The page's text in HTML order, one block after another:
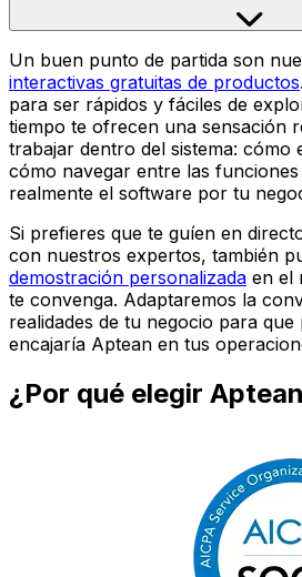
Un buen punto de partida son
interactivas gratuitas de productos
para ser rápidos y fáciles de
tiempo te ofrecen una sensación
trabajar dentro del sistema: cómo
cómo navegar entre las
realmente el software por tu
Si prefieres que te guíen en
con nuestros expertos, también
demostración personalizada en el
te convenga. Adaptaremos la
realidades de tu negocio para
encajaría Aptean en tus
¿Por qué elegir